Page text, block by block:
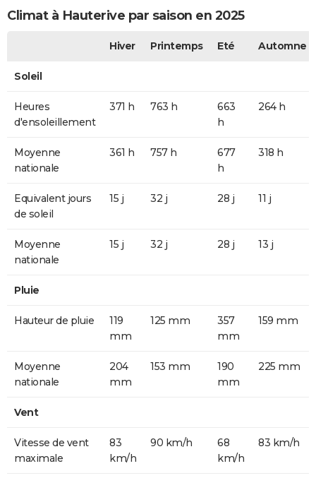
Climat à Hauterive par saison en 2025
Hiver Printemps Eté Automne
Soleil
Heures
d'ensoleillement
371 h 763 h
663
h
264 h
Moyenne
nationale
361 h 757 h
677
h
318 h
Equivalent jours
de soleil
15 j 32 j 28 j 11 j
Moyenne
nationale
15 j 32 j 28 j 13 j
Pluie
Hauteur de pluie
119
mm
125 mm
357
mm
159 mm
Moyenne
nationale
204
mm
153 mm
190
mm
225 mm
Vent
Vitesse de vent
maximale
83
km/h
90 km/h
68
km/h
83 km/h